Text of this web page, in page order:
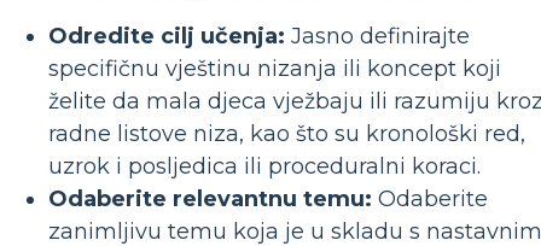
Odredite cilj učenja: Jasno definirajte
specifičnu vještinu nizanja ili koncept koji
želite da mala djeca vježbaju ili razumiju
radne listove niza, kao što su kronološki red,
uzrok i posljedica ili proceduralni koraci.
Odaberite relevantnu temu: Odaberite
zanimljivu temu koja je u skladu s nastavnim